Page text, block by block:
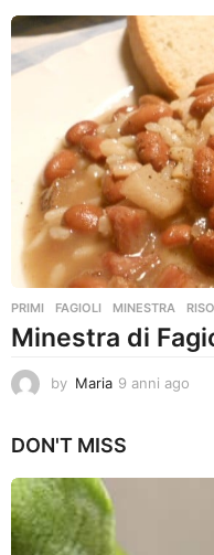
PRIMI FAGIOLI ,MINESTRA ,RISO
Minestra di
by Maria 9 anni ago
DON'T MISS